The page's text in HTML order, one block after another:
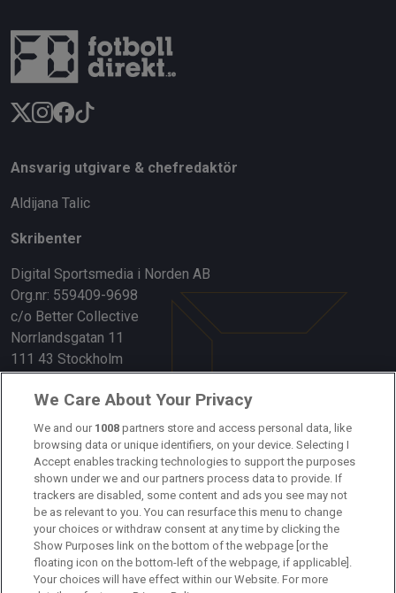
Ansvarig utgivare & chefredaktör
Aldijana Talic
Skribenter
Digital Sportsmedia i Norden AB
Org.nr: 559409-9698
c/o Better Collective
Norrlandsgatan 11
111 43 Stockholm
Länkar
Om oss
Kontakta oss
Kundtjänst
Sponsor: Rekatochklart
Annonsera på Fotbolldirekt
We Care About Your Privacy
We and our 1008 partners store and access personal data, like
browsing data or unique identifiers, on your device. Selecting I
Accept enables tracking technologies to support the purposes
shown under we and our partners process data to provide. If
trackers are disabled, some content and ads you see may not
be as relevant to you. You can resurface this menu to change
your choices or withdraw consent at any time by clicking the
Show Purposes link on the bottom of the webpage [or the
floating icon on the bottom-left of the webpage, if applicable].
Your choices will have effect within our Website. For more